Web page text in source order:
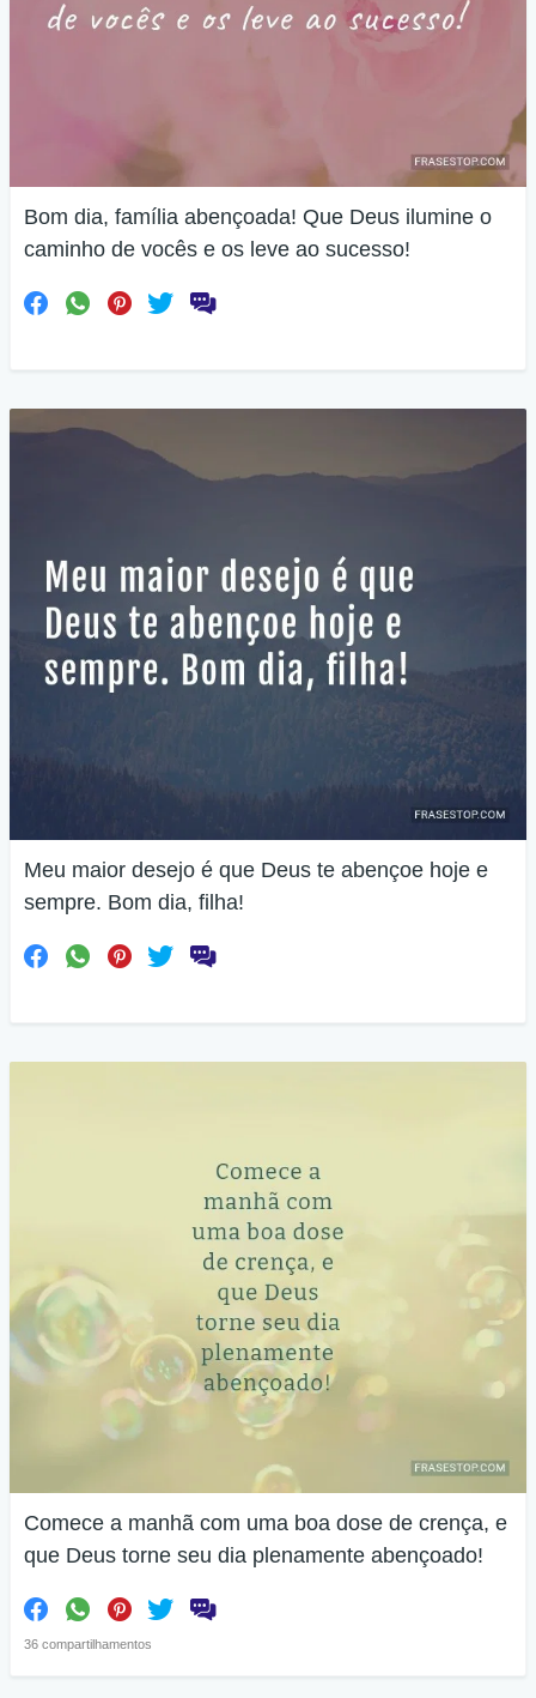
Bom dia, família abençoada! Que Deus ilumine o
caminho de vocês e os leve ao sucesso!
Meu maior desejo é que Deus te abençoe hoje e
sempre. Bom dia, filha!
Comece a manhã com uma boa dose de crença, e
que Deus torne seu dia plenamente abençoado!
36 compartilhamentos